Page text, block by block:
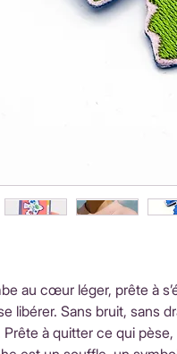
au cœur léger, prête à
libérer. Sans bruit, sans
à quitter ce qui pèse,